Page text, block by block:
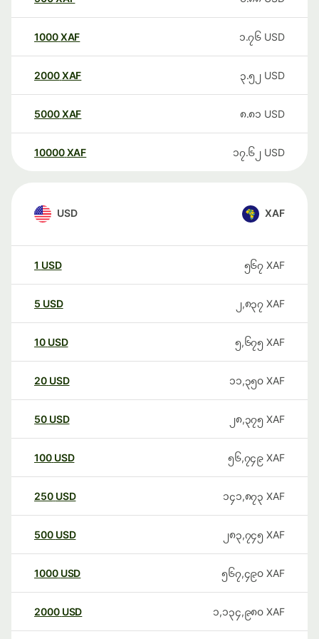
1000XAF ၁.၇၆ USD
2000XAF ၃.၅၂ USD
5000XAF ၈.၈၁ USD
10000 XAF ၁၇.၆၂ USD
USD XAF
1 USD ၅၆၇ XAF
5 USD ၂,၈၃၇ XAF
10 USD ၅,၆၇၅ XAF
20 USD ၁၁,၃၅၀ XAF
50 USD ၂၈,၃၇၅ XAF
100 USD ၅၆,၇၄၉ XAF
250 USD ၁၄၁,၈၇၃ XAF
500 USD ၂၈၃,၇၄၅ XAF
1000 USD ၅၆၇,၄၉၀ XAF
2000 USD ၁,၁၃၄,၉၈၀ XAF